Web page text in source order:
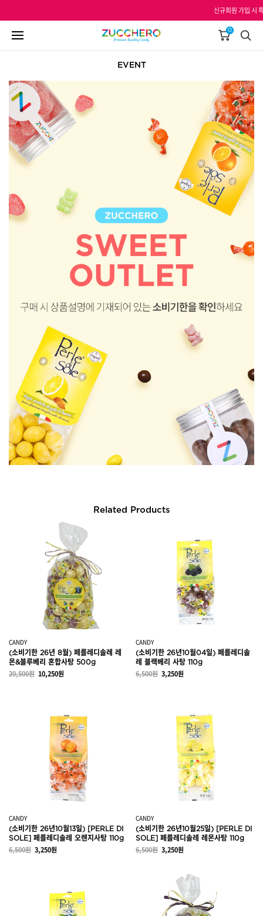
신규회원 가입 시
0
EVENT
Related Products
CANDY
(소비기한 26년 8월) 페를레디솔레 레
몬&블루베리 혼합사탕 500g
20,500원 10,250원
CANDY
(소비기한 26년10월04일) 페를레디솔
레 블랙베리 사탕 110g
6,500원 3,250원
CANDY
(소비기한 26년10월13일) [PERLE DI
SOLE] 페를레디솔레 오렌지사탕 110g
6,500원 3,250원
CANDY
(소비기한 26년10월25일) [PERLE DI
SOLE] 페를레디솔레 레몬사탕 110g
6,500원 3,250원